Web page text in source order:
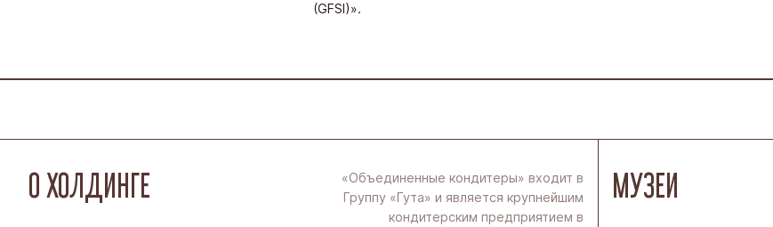
(GFSI)».
О ХОЛДИНГЕ
«Объединенные кондитеры» входит в
Группу «Гута» и является крупнейшим
кондитерским предприятием в
МУЗЕИ